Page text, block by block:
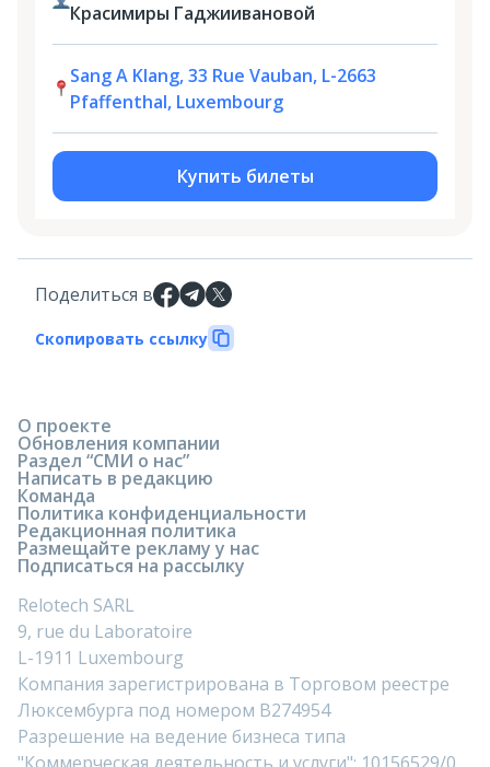
Красимиры Гаджиивановой
Sang A Klang, 33 Rue Vauban, L-2663
Pfaffenthal, Luxembourg
Купить билеты
Поделиться в
Скопировать ссылку
О проекте
Обновления компании
Раздел “СМИ о нас”
Написать в редакцию
Команда
Политика конфиденциальности
Редакционная политика
Размещайте рекламу у нас
Подписаться на рассылку
Relotech SARL
9, rue du Laboratoire
L-1911 Luxembourg
Компания зарегистрирована в Торговом реестре
Люксембурга под номером B274954
Разрешение на ведение бизнеса типа